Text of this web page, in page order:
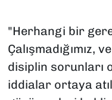
"Herhangi bir
Çalışmadığımız,
disiplin sorunları
iddialar ortaya